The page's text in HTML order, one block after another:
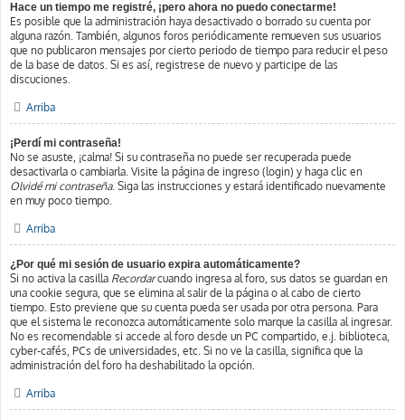
Hace un tiempo me registré, ¡pero ahora no puedo conectarme!
Es posible que la administración haya desactivado o borrado su cuenta por
alguna razón. También, algunos foros periódicamente remueven sus usuarios
que no publicaron mensajes por cierto periodo de tiempo para reducir el peso
de la base de datos. Si es así, registrese de nuevo y participe de las
discuciones.
Arriba
¡Perdí mi contraseña!
No se asuste, ¡calma! Si su contraseña no puede ser recuperada puede
desactivarla o cambiarla. Visite la página de ingreso (login) y haga clic en
Olvidé mi contraseña. Siga las instrucciones y estará identificado nuevamente
en muy poco tiempo.
Arriba
¿Por qué mi sesión de usuario expira automáticamente?
Si no activa la casilla Recordarcuando ingresa al foro, sus datos se guardan en
una cookie segura, que se elimina al salir de la página o al cabo de cierto
tiempo. Esto previene que su cuenta pueda ser usada por otra persona. Para
que el sistema le reconozca automáticamente solo marque la casilla al ingresar.
No es recomendable si accede al foro desde un PC compartido, e.j. biblioteca,
cyber-cafés, PCs de universidades, etc. Si no ve la casilla, significa que la
administración del foro ha deshabilitado la opción.
Arriba